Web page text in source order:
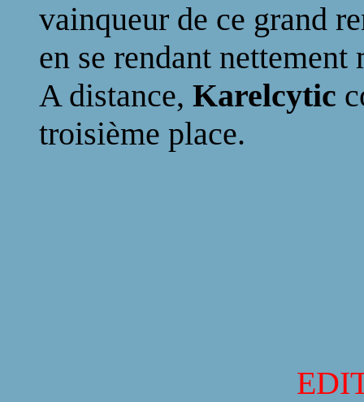
vainqueur de ce grand
en se rendant
A distance, Karelcytic
troisième place.